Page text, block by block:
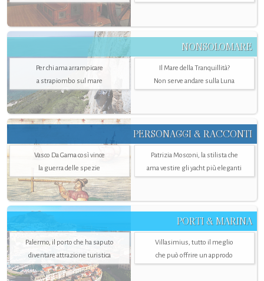
NONSOLOMARE
Per chi ama arrampicare
a strapiombo sul mare
Il Mare della Tranquillità?
Non serve andare sulla Luna
PERSONAGGI & RACCONTI
Vasco Da Gama così vince
la guerra delle spezie
Patrizia Mosconi, la stilista che
ama vestire gli yacht più eleganti
PORTI & MARINA
Palermo, il porto che ha saputo
diventare attrazione turistica
Villasimius, tutto il meglio
che può offrire un approdo